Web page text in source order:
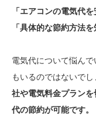
「エアコンの電気代
「具体的な節約方法を
電気代について悩ん
もいるのではないでし
社や電気料金プラン
代の節約が可能です。